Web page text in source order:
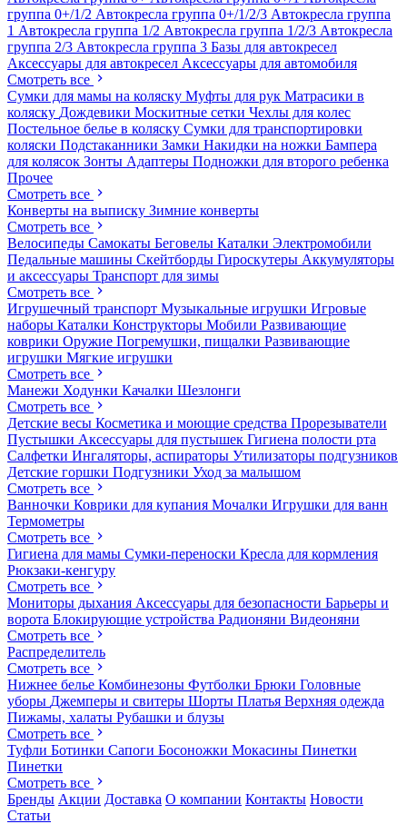
группа 0+/1/2 Автокресла группа 0+/1/2/3 Автокресла группа
1 Автокресла группа 1/2 Автокресла группа 1/2/3 Автокресла
группа 2/3 Автокресла группа 3 Базы для автокресел
Аксессуары для автокресел Аксессуары для автомобиля
Смотреть все
Сумки для мамы на коляску Муфты для рук Матрасики в
коляску Дождевики Москитные сетки Чехлы для колес
Постельное белье в коляску Сумки для транспортировки
коляски Подстаканники Замки Накидки на ножки Бампера
для колясок Зонты Адаптеры Подножки для второго ребенка
Прочее
Смотреть все
Конверты на выписку Зимние конверты
Смотреть все
Велосипеды Самокаты Беговелы Каталки Электромобили
Педальные машины Скейтборды Гироскутеры Аккумуляторы
и аксессуары Транспорт для зимы
Смотреть все
Игрушечный транспорт Музыкальные игрушки Игровые
наборы Каталки Конструкторы Мобили Развивающие
коврики Оружие Погремушки, пищалки Развивающие
игрушки Мягкие игрушки
Смотреть все
Манежи Ходунки Качалки Шезлонги
Смотреть все
Детские весы Косметика и моющие средства Прорезыватели
Пустышки Аксессуары для пустышек Гигиена полости рта
Салфетки Ингаляторы, аспираторы Утилизаторы подгузников
Детские горшки Подгузники Уход за малышом
Смотреть все
Ванночки Коврики для купания Мочалки Игрушки для ванн
Термометры
Смотреть все
Гигиена для мамы Сумки-переноски Кресла для кормления
Рюкзаки-кенгуру
Смотреть все
Мониторы дыхания Аксессуары для безопасности Барьеры и
ворота Блокирующие устройства Радионяни Видеоняни
Смотреть все
Распределитель
Смотреть все
Нижнее белье Комбинезоны Футболки Брюки Головные
уборы Джемперы и свитеры Шорты Платья Верхняя одежда
Пижамы, халаты Рубашки и блузы
Смотреть все
Туфли Ботинки Сапоги Босоножки Мокасины Пинетки
Пинетки
Смотреть все
Бренды Акции Доставка О компании Контакты Новости
Статьи